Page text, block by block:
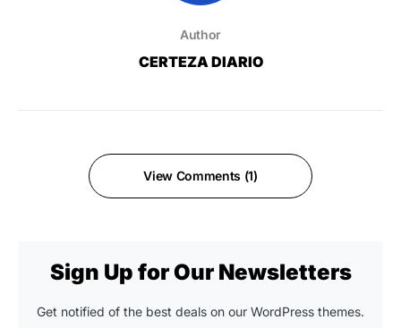
Author
CERTEZA DIARIO
View Comments (1)
Sign Up for Our Newsletters
Get notified of the best deals on our WordPress themes.